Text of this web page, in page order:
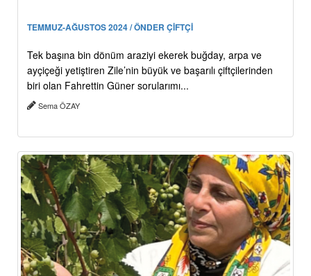
TEMMUZ-AĞUSTOS 2024 / ÖNDER ÇİFTÇİ
Tek başına bin dönüm araziyi ekerek buğday, arpa ve
ayçiçeği yetiştiren Zile’nin büyük ve başarılı çiftçilerinden
biri olan Fahrettin Güner sorularımı...
Sema ÖZAY